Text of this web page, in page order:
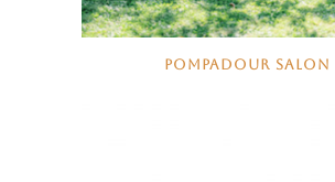
POMPADOUR SALON